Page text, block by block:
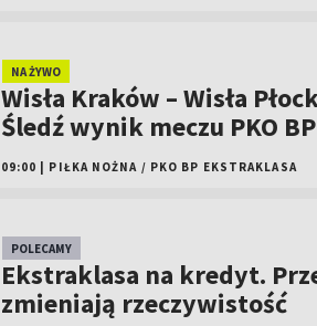
NA ŻYWO
Wisła Kraków – Wisła
Śledź wynik meczu PKO
09:00 PIŁKA NOŻNA / PKO BP EKSTRAKLASA
POLECAMY
Ekstraklasa na kredyt.
zmieniają rzeczywistość